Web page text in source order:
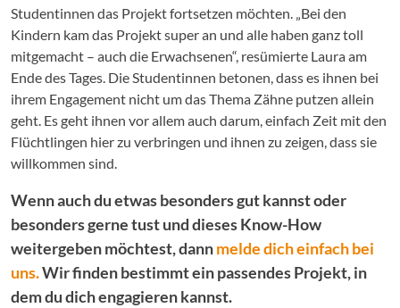
Studentinnen das Projekt fortsetzen möchten. „Bei den
Kindern kam das Projekt super an und alle haben ganz toll
mitgemacht – auch die Erwachsenen“, resümierte Laura am
Ende des Tages. Die Studentinnen betonen, dass es ihnen bei
ihrem Engagement nicht um das Thema Zähne putzen allein
geht. Es geht ihnen vor allem auch darum, einfach Zeit mit den
Flüchtlingen hier zu verbringen und ihnen zu zeigen, dass sie
willkommen sind.
Wenn auch du etwas besonders gut kannst oder
besonders gerne tust und dieses Know-How
weitergeben möchtest, dannmelde dich einfach bei
uns.Wir finden bestimmt ein passendes Projekt, in
dem du dich engagieren kannst.